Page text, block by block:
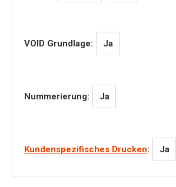
VOID Grundlage: Ja
Nummerierung: Ja
Kundenspezifisches Drucken: Ja